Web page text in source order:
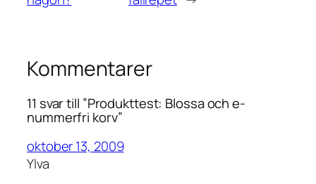
Kommentarer
11 svar till ”Produkttest: Blossa och e-
nummerfri korv”
oktober 13, 2009
Ylva